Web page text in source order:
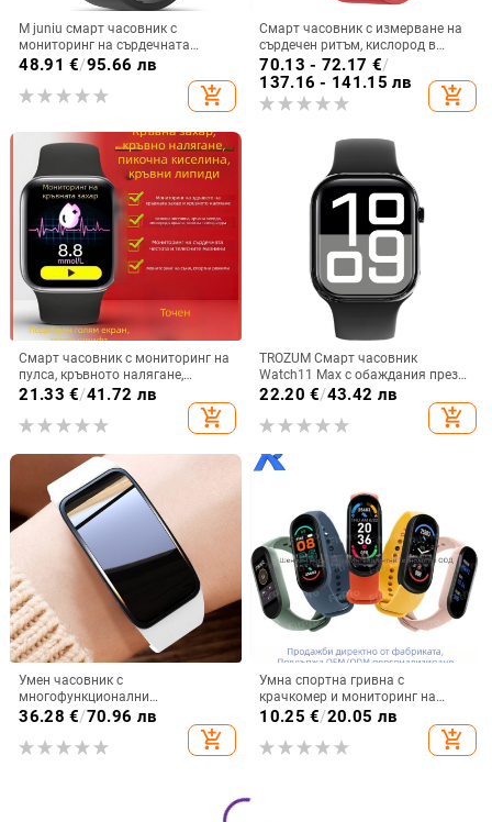
M juniu смарт часовник с
мониторинг на сърдечната
честота, телесна температура,
кръвно налягане, следене на съня
и крачкомер (мониторинг на
сърдечната честота, телесна
следене на съня, крачкомер)
48.91 €/95.66 лв
add_shopping_cart
Смарт часовник с измерване на
сърдечен ритъм, кислород в
кръвта, кръвно налягане,
мониторинг на съня и крачкомер
(батерия 7–14 дни)
70.13 - 72.17 €/
137.16 - 141.15 лв
add_shopping_cart
Смарт часовник с мониторинг на
пулса, кръвното налягане,
кислород в кръвта, следене на
съня и Bluetooth разговори
21.33 €/41.72 лв
add_shopping_cart
TROZUM Смарт часовник
Watch11 Max с обаждания през
Bluetooth, измерване на сърдечен
ритъм, крачкомер, проследяване
на съня, Android съвместим
22.20 €/43.42 лв
add_shopping_cart
Умен часовник с
многофункционални
възможности: кръвна захар,
кръвно налягане, сърдечен
ритъм, кислород в кръвта,
36.28 €/70.96 лв
add_shopping_cart
Умна спортна гривна с
крачкомер и мониторинг на
сърцето, кръвното и кислород в
кръвта; силиконова каишка,
пластмасов корпус; безжично
10.25 €/20.05 лв
add_shopping_cart